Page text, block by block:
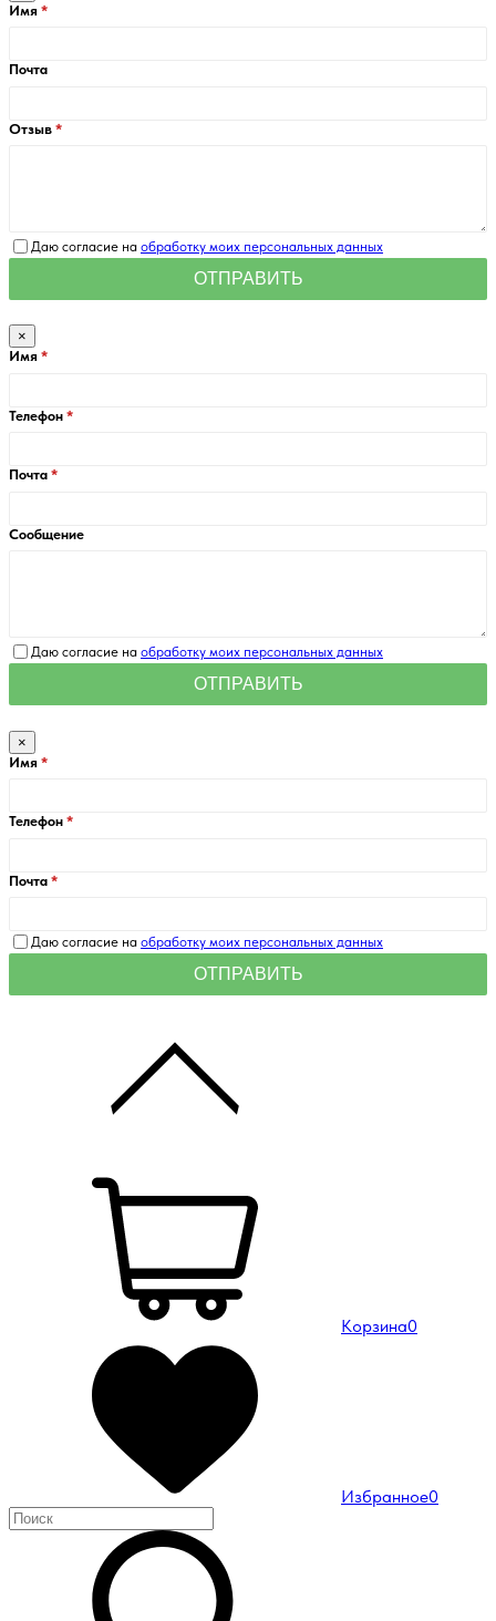
Имя
Почта
Отзыв
Даю согласие на обработку моих персональных данных
×
Имя
Телефон
Почта
Сообщение
Даю согласие на обработку моих персональных данных
×
Имя
Телефон
Почта
Даю согласие на обработку моих персональных данных
Корзина0
Избранное0